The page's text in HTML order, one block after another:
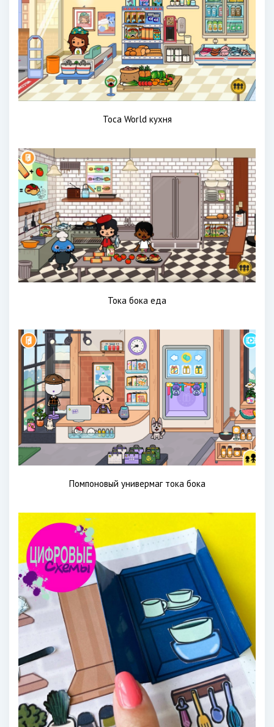
Toca World кухня
Тока бока еда
Помпоновый универмаг тока бока